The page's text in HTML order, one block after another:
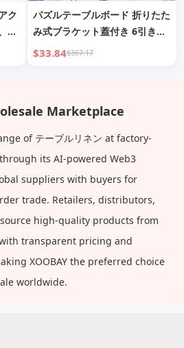
ク
モ
パズルテーブルボード 折りたた
み式ブラケット蓋付き 6引き出
し ポータブル 大人・子供用 パ
$33.84$367.17
Marketplace
of テーブルリネン at factory-
its AI-powered Web3
suppliers with buyers for
trade. Retailers, distributors,
high-quality products from
transparent pricing and
XOOBAY the preferred choice
worldwide.